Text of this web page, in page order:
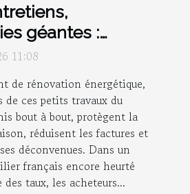
géantes :
à valoriser sa
11:08
de rénovation énergétique,
de ces petits travaux du
bout à bout, protègent la
réduisent les factures et
déconvenues. Dans un
français encore heurté
taux, les acheteurs...